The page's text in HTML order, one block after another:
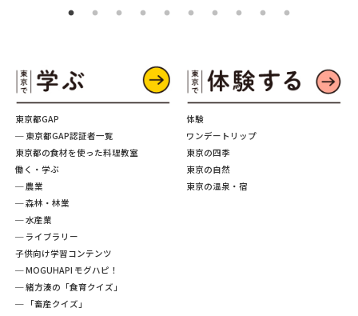
東京都GAP
─ 東京都GAP認証者一覧
東京都の食材を使った料理教室
働く・学ぶ
─ 農業
─ 森林・林業
─ 水産業
─ ライブラリー
子供向け学習コンテンツ
─ MOGUHAPI モグハピ！
─ 緒方湊の「食育クイズ」
─ 「畜産クイズ」
体験
ワンデートリップ
東京の四季
東京の自然
東京の温泉・宿